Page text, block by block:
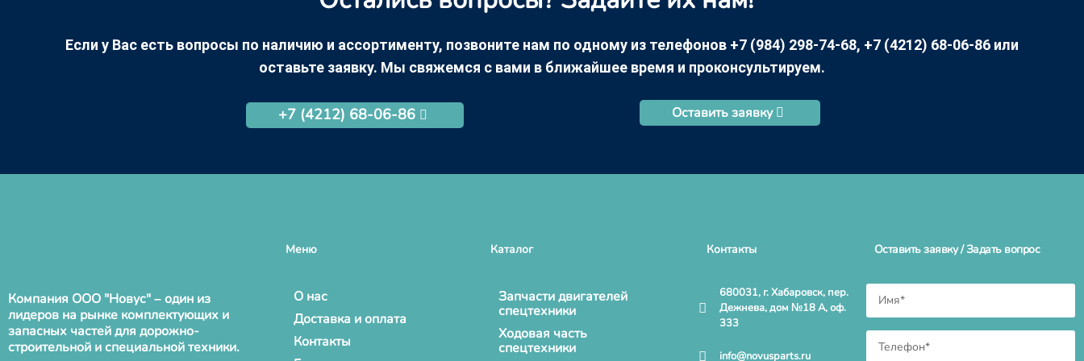
Если у Вас есть вопросы по наличию и ассортименту, позвоните нам по одному из телефонов +7 (984) 298-74-68, +7 (4212) 68-06-86 или
оставьте заявку. Мы свяжемся с вами в ближайшее время и проконсультируем.
+7 (4212) 68-06-86 Оставить заявку
Компания ООО "Новус" – один из
лидеров на рынке комплектующих и
запасных частей для дорожно-
строительной и специальной техники.
Меню
О нас
Доставка и оплата
Контакты
Каталог
Запчасти двигателей
спецтехники
Ходовая часть
спецтехники
Контакты
680031, г. Хабаровск, пер.
Дежнева, дом №18 А, оф.
333
info@novusparts.ru
Оставить заявку / Задать вопрос